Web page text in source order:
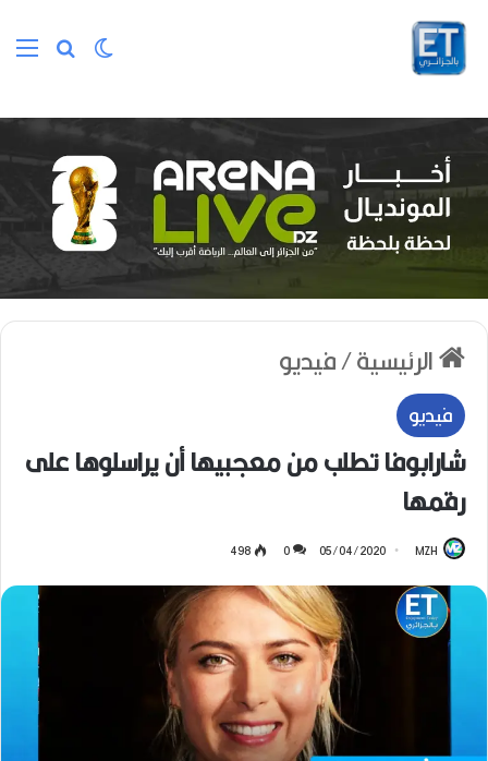
بحث عن
الوضع المظلم
الرئيسية/فيديو
فيديو
شارابوفا تطلب من معجبيها أن يراسلوها على
رقمها
MZH
05/04/2020
0
498